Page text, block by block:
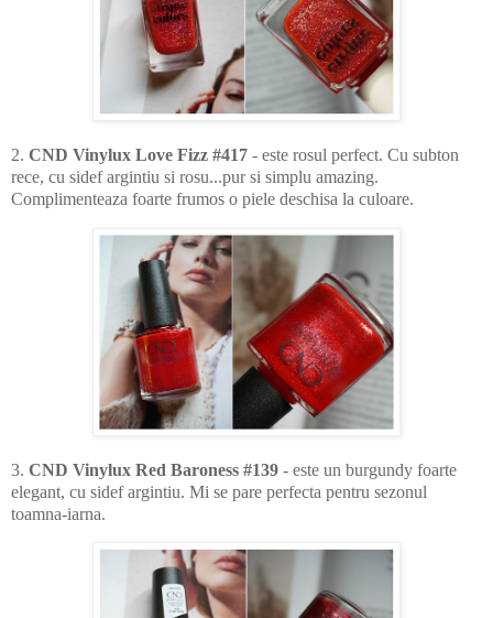
2. CND Vinylux Love Fizz #417 - este rosul perfect. Cu subton
rece, cu sidef argintiu si rosu...pur si simplu amazing.
Complimenteaza foarte frumos o piele deschisa la culoare.
3. CND Vinylux Red Baroness #139 - este un burgundy foarte
elegant, cu sidef argintiu. Mi se pare perfecta pentru sezonul
toamna-iarna.